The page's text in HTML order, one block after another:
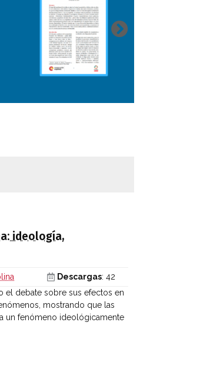
ideología,
Descargas: 42
el debate sobre sus efectos en
mostrando que las
un fenómeno ideológicamente